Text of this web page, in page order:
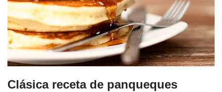
Clásica receta de panqueques